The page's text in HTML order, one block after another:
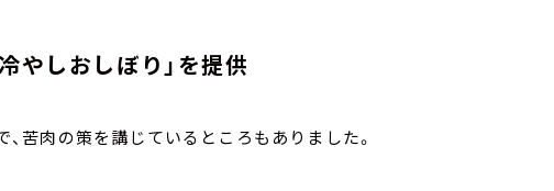
やしおしぼり」を提供
、苦肉の策を講じているところもありました。